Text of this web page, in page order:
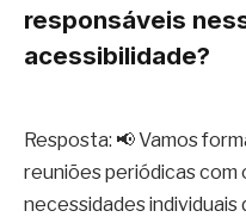
responsáveis
acessibilidade?
Resposta: 📢 Vamos
reuniões periódicas com
necessidades individuais